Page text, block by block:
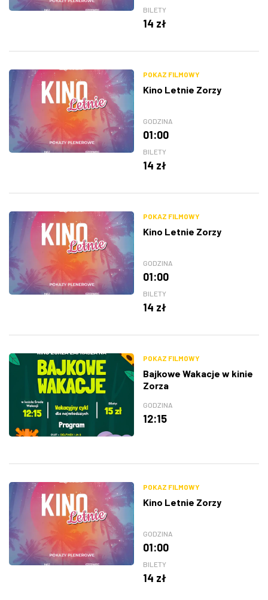
BILETY
14 zł
POKAZ FILMOWY
Kino Letnie Zorzy
GODZINA
01:00
BILETY
14 zł
POKAZ FILMOWY
Kino Letnie Zorzy
GODZINA
01:00
BILETY
14 zł
POKAZ FILMOWY
Bajkowe Wakacje w kinie
Zorza
GODZINA
12:15
POKAZ FILMOWY
Kino Letnie Zorzy
GODZINA
01:00
BILETY
14 zł